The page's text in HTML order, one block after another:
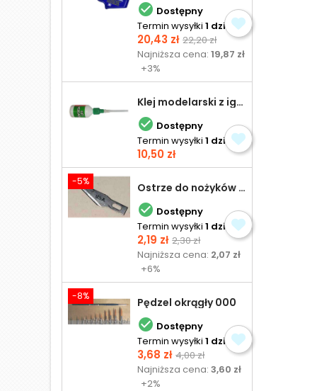
 Dostępny
Termin wysyłki 1 dzień
Cena
20,43 zł Cena
podstawowa
22,20 zł
Najniższa cena:19,87 zł
+3%
Klej modelarski z igłą 30 ml
 Dostępny
Termin wysyłki 1 dzień
Cena
10,50 zł
-5% Ostrze do nożyków Excel
 Dostępny
Termin wysyłki 1 dzień
Cena
2,19 zł Cena
podstawowa
2,30 zł
Najniższa cena: 2,07 zł
+6%
-8% Pędzel okrągły 000
 Dostępny
Termin wysyłki 1 dzień
Cena
3,68 zł Cena
podstawowa
4,00 zł
Najniższa cena:3,60 zł
+2%